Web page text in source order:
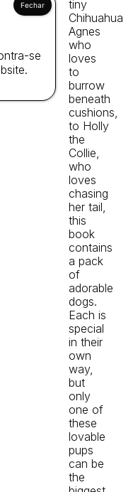
tiny
Chihuahua
Agnes
who
loves
to
burrow
beneath
cushions,
to Holly
the
Collie,
who
loves
chasing
her tail,
this
book
contains
a pack
of
adorable
dogs.
Each is
special
in their
own
way,
but
only
one of
these
lovable
pups
can be
the
se